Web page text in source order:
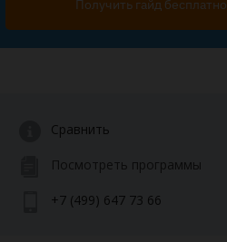
Получить гайд бесплатно
Сравнить
Посмотреть программы
+7 (499) 647 73 66